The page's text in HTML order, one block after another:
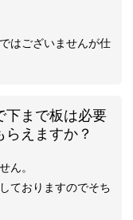
はございませんが仕
下まで板は必要
えますか？
ん。
ておりますのでそち